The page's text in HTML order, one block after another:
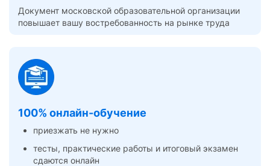
Документ московской образовательной организации
повышает вашу востребованность на рынке труда
100% онлайн-обучение
приезжать не нужно
тесты, практические работы и итоговый экзамен
сдаются онлайн